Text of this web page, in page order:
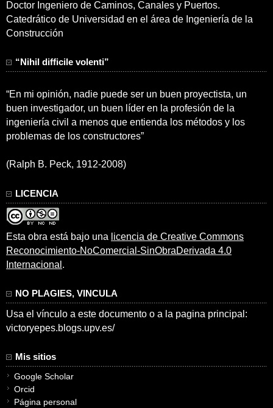
Doctor Ingeniero de Caminos, Canales y Puertos.
Catedrático de Universidad en el área de Ingeniería de la
Construcción
“Nihil difficile volenti”
“En mi opinión, nadie puede ser un buen proyectista, un
buen investigador, un buen líder en la profesión de la
ingeniería civil a menos que entienda los métodos y los
problemas de los constructores”
(Ralph B. Peck, 1912-2008)
LICENCIA
Esta obra está bajo una licencia de Creative Commons
Reconocimiento-NoComercial-SinObraDerivada 4.0
Internacional .
NO PLAGIES, VINCULA
Usa el vínculo a este documento o a la pagina principal:
victoryepes.blogs.upv.es/
Mis sitios
Google Scholar
Orcid
Página personal